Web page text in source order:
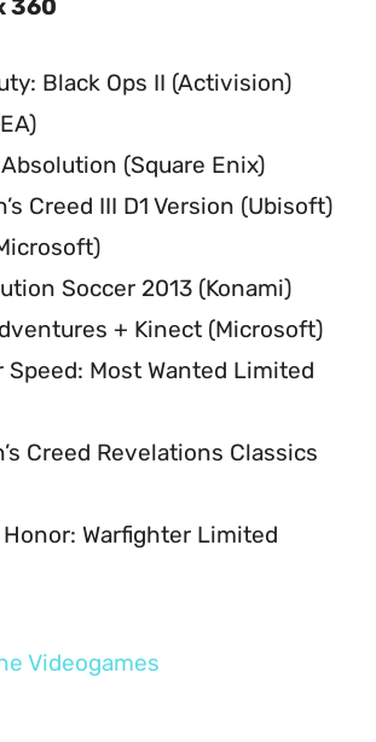
360
Black Ops II (Activision)
(Square Enix)
Creed III D1 Version (Ubisoft)
Soccer 2013 (Konami)
+ Kinect (Microsoft)
Speed: Most Wanted Limited
Creed Revelations Classics
Warfighter Limited
Videogames